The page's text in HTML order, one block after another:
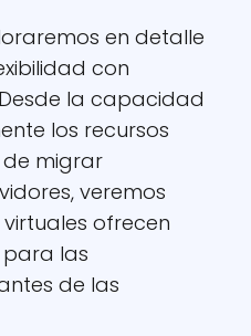
en detalle
con
la capacidad
los recursos
migrar
veremos
ofrecen
para las
de las